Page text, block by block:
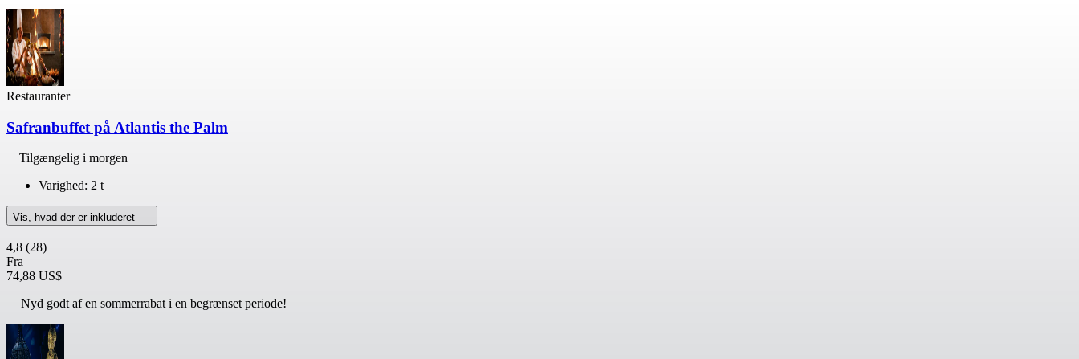
Restauranter
Safranbuffet på Atlantis the Palm
Tilgængelig i morgen
Varighed: 2 t
Vis, hvad der er inkluderet
4,8 (28)
Fra
74,88 US$
Nyd godt af en sommerrabat i en begrænset periode!